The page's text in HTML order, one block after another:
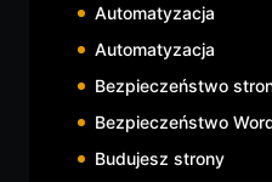
Automatyzacja
Automatyzacja
Bezpieczeństwo
Bezpieczeństwo
Budujesz strony